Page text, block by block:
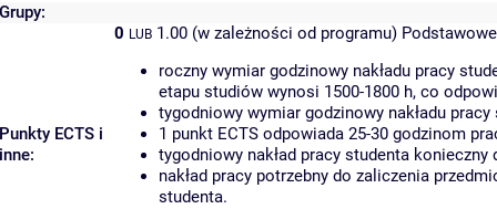
Grupy:
Punkty ECTS i
inne:
0 LUB 1.00 (w zależności od programu)
roczny wymiar godzinowy nakładu pracy
etapu studiów wynosi 1500-1800 h, co
tygodniowy wymiar godzinowy nakładu
1 punkt ECTS odpowiada 25-30 godzinom
tygodniowy nakład pracy studenta
nakład pracy potrzebny do zaliczenia
studenta.